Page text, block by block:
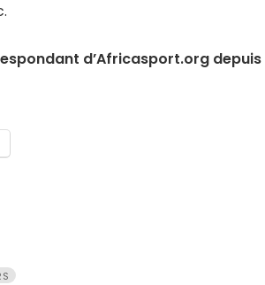
d’Africasport.org depuis